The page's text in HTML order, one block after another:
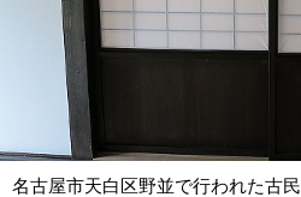
名古屋市天白区野並で行われた古